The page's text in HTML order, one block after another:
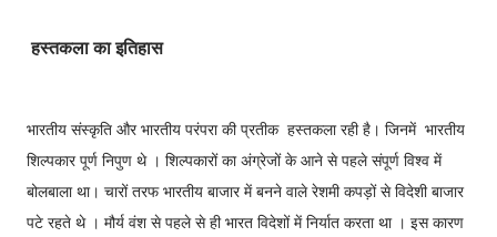
हस्तकला का इतिहास
भारतीय संस्कृति और भारतीय परंपरा की प्रतीक हस्तकला रही है। जिनमें भारतीय
शिल्पकार पूर्ण निपुण थे । शिल्पकारों का अंग्रेजों के आने से पहले संपूर्ण विश्व में
बोलबाला था। चारों तरफ भारतीय बाजार में बनने वाले रेशमी कपड़ों से विदेशी बाजार
पटे रहते थे । मौर्य वंश से पहले से ही भारत विदेशों में निर्यात करता था । इस कारण